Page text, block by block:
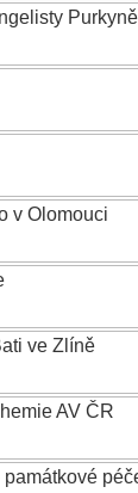
v Olomouci
ve Zlíně
AV ČR